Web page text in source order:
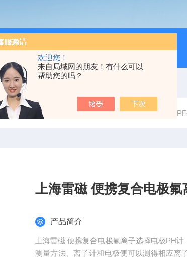
欢迎您！
来自局域网的朋友！有什么可以
帮助您的吗？
LDS-1G上海青浦绿洲粮食谷物水分测定仪
当前位置： 产品中心 PH计
上海雷磁 便携复合电极
产品简介
上海雷磁 便携复合电极氟离子选择电极PH
测量方法、离子计和电极便可以测得相应离